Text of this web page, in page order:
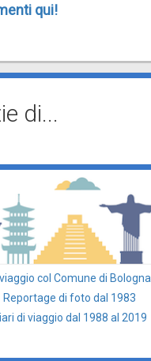
qui!
di...
viaggio col Comune di Bologna
Reportage di foto dal 1983
di viaggio dal 1988 al 2019